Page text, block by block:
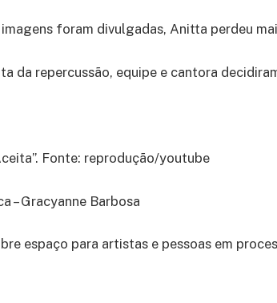
foram divulgadas, Anitta perdeu
da repercussão, equipe e cantora
Fonte: reprodução/youtube
– Gracyanne Barbosa
espaço para artistas e pessoas em